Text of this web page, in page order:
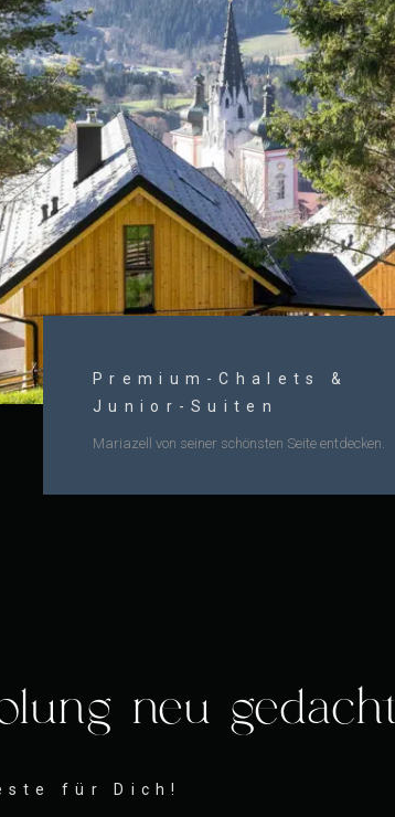
Premium-Chalets &
Junior-Suiten
Mariazell von seiner schönsten Seite entdecken.
neu gedacht
für Dich!